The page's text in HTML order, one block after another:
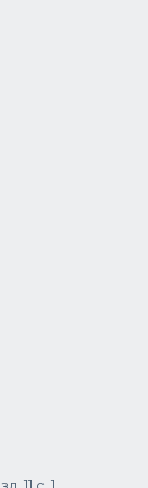
для 1,5% и 1:2